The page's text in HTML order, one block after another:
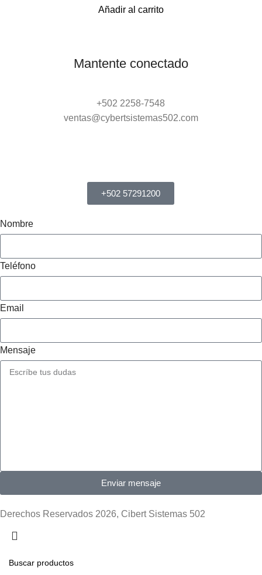
Añadir al carrito
Mantente conectado
+502 2258-7548
ventas@cybertsistemas502.com
+502 57291200
Nombre
Teléfono
Email
Mensaje
Enviar mensaje
Derechos Reservados 2026, Cibert Sistemas 502